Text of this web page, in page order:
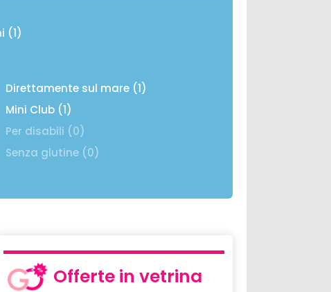
(1)
Direttamente sul mare (1)
Mini Club (1)
Per disabili (0)
Senza glutine (0)
Offerte in vetrina